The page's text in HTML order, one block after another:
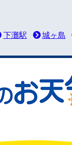
下灘駅 城ヶ島